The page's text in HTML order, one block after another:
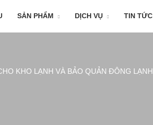
SẢN PHẨM DỊCH VỤ TIN TỨC
KHO LẠNH VÀ BẢO QUẢN ĐÔNG LẠNH